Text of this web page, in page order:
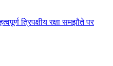
त्रिपक्षीय रक्षा समझौते पर